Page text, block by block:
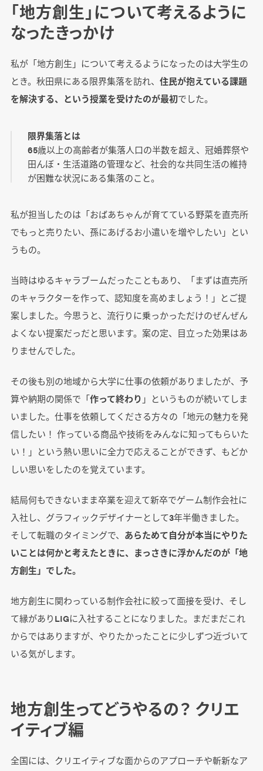
「地方創生」について考えるように
なったきっかけ
私が「地方創生」について考えるようになったのは大学生の
とき。秋田県にある限界集落を訪れ、 住民が抱えている課題
を解決する、という授業を受けたのが最初でした。
限界集落とは
65歳以上の高齢者が集落人口の半数を超え、冠婚葬祭や
田んぼ・生活道路の管理など、社会的な共同生活の維持
が困難な状況にある集落のこと。
私が担当したのは「おばあちゃんが育てている野菜を直売所
でもっと売りたい、孫にあげるお小遣いを増やしたい」とい
うもの。
当時はゆるキャラブームだったこともあり、「まずは直売所
のキャラクターを作って、認知度を高めましょう！」とご提
案しました。今思うと、流行りに乗っかっただけのぜんぜん
よくない提案だっだと思います。案の定、目立った効果はあ
りませんでした。
その後も別の地域から大学に仕事の依頼がありましたが、予
算や納期の関係で「作って終わり 」というものが続いてしま
いました。仕事を依頼してくださる方々の「地元の魅力を発
信したい！ 作っている商品や技術をみんなに知ってもらいた
い！」という熱い思いに全力で応えることができず、もどか
しい思いをしたのを覚えています。
結局何もできないまま卒業を迎えて新卒でゲーム制作会社に
入社し、グラフィックデザイナーとして3年半働きました。
そして転職のタイミングで、 あらためて自分が本当にやりた
いことは何かと考えたときに、まっさきに浮かんだのが「地
方創生」でした。
地方創生に関わっている制作会社に絞って面接を受け、そし
て縁がありLIGに入社することになりました。まだまだこれ
からではありますが、やりたかったことに少しずつ近づいて
いる気がします。
地方創生ってどうやるの？ クリエ
イティブ編
全国には、クリエイティブな面からのアプローチや斬新なア